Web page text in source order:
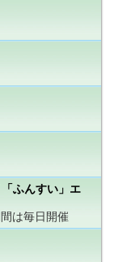
ふんすい」エ
は毎日開催